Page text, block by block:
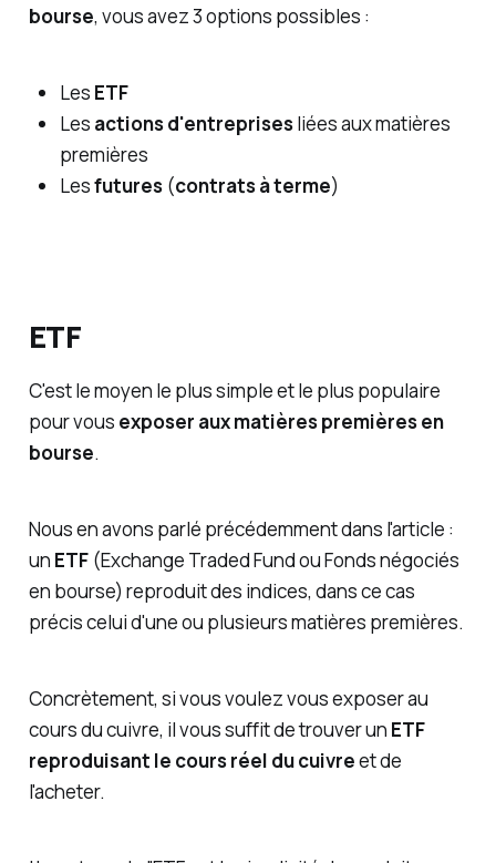
bourse, vous avez 3 options possibles :
Les ETF
Les actions d'entreprisesliées aux matières
premières
Lesfutures(contrats à terme)
ETF
C'est le moyen le plus simple et le plus populaire
pour vous exposer aux matières premières en
bourse.
Nous en avons parlé précédemment dans l'article :
un ETF(Exchange Traded Fund ou Fonds négociés
en bourse) reproduit des indices, dans ce cas
précis celui d'une ou plusieurs matières premières.
Concrètement, si vous voulez vous exposer au
cours du cuivre, il vous suffit de trouver un ETF
reproduisant le cours réel du cuivreet de
l'acheter.